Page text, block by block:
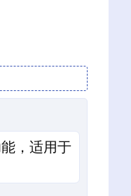
，适用于